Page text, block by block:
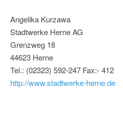
Angelika Kurzawa
Stadtwerke Herne AG
Grenzweg 18
44623 Herne
Tel.: (02323) 592-247 Fax:- 412
http://www.stadtwerke-herne.de